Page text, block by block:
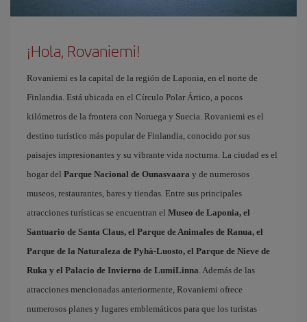
¡Hola, Rovaniemi!
Rovaniemi es la capital de la región de Laponia, en el norte de
Finlandia. Está ubicada en el Círculo Polar Ártico, a pocos
kilómetros de la frontera con Noruega y Suecia. Rovaniemi es el
destino turístico más popular de Finlandia, conocido por sus
paisajes impresionantes y su vibrante vida nocturna. La ciudad es el
hogar del Parque Nacional de Ounasvaara y de numerosos
museos, restaurantes, bares y tiendas. Entre sus principales
atracciones turísticas se encuentran el Museo de Laponia, el
Santuario de Santa Claus, el Parque de Animales de Ranua, el
Parque de la Naturaleza de Pyhä-Luosto, el Parque de Nieve de
Ruka y el Palacio de Invierno de LumiLinna. Además de las
atracciones mencionadas anteriormente, Rovaniemi ofrece
numerosos planes y lugares emblemáticos para que los turistas